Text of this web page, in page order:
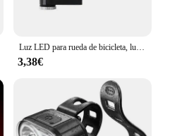
Luz LED para rueda de bicicleta, luces de radios de ciclismo recargables, lámpara de advertencia de seguridad para bicicleta, accesorios de decoración
3,38€